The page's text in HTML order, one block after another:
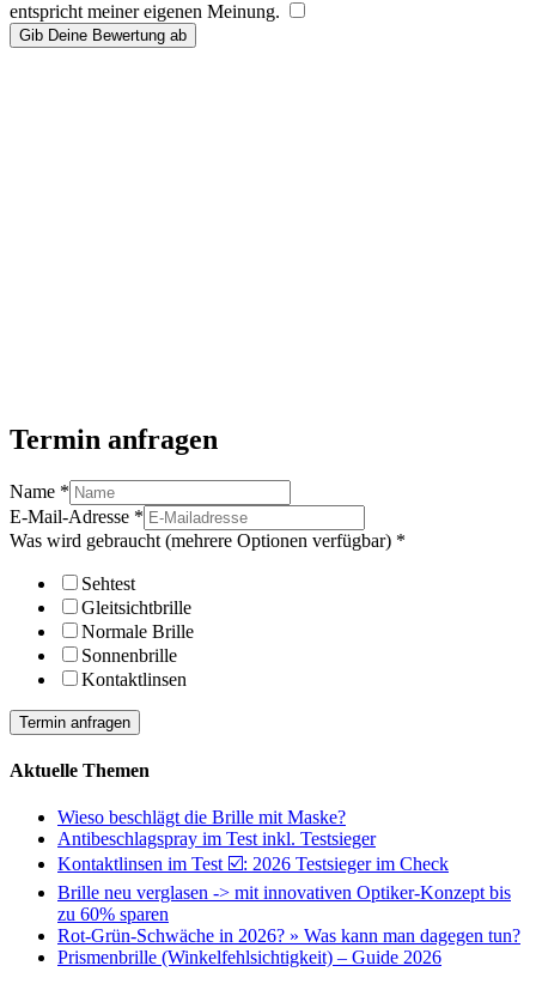
entspricht meiner eigenen Meinung.
Gib Deine Bewertung ab
Termin anfragen
Name *
E-Mail-Adresse *
Was wird gebraucht (mehrere Optionen verfügbar) *
Sehtest
Gleitsichtbrille
Normale Brille
Sonnenbrille
Kontaktlinsen
Termin anfragen
Aktuelle Themen
Wieso beschlägt die Brille mit Maske?
Antibeschlagspray im Test inkl. Testsieger
Kontaktlinsen im Test ☑️: 2026 Testsieger im Check
Brille neu verglasen -> mit innovativen Optiker-Konzept bis
zu 60% sparen
Rot-Grün-Schwäche in 2026? » Was kann man dagegen tun?
Prismenbrille (Winkelfehlsichtigkeit) – Guide 2026